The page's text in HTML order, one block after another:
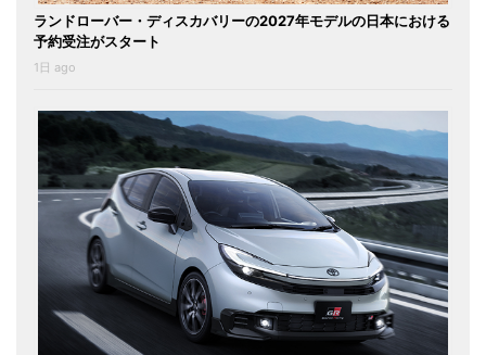
ランドローバー・ディスカバリーの2027年モデルの日本における
予約受注がスタート
1日 ago